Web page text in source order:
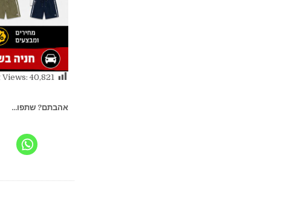
Views: 40,821
אהבתם? שתפו...